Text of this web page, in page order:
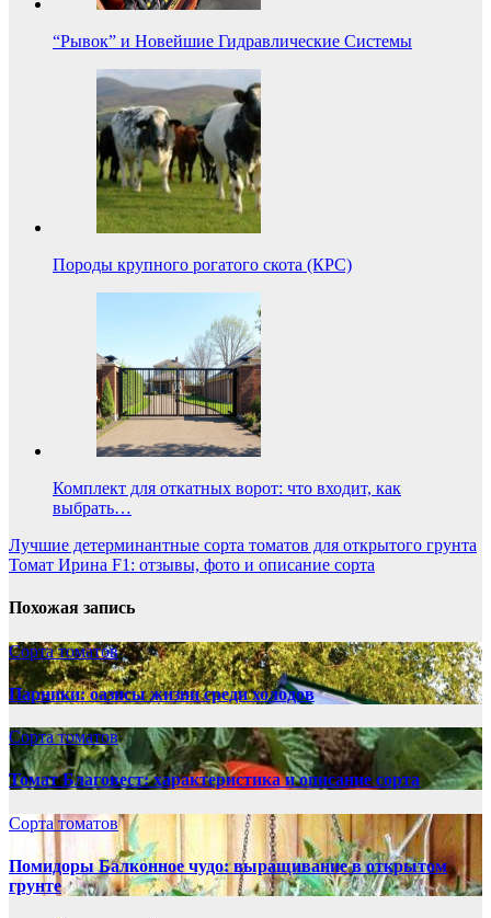
“Рывок” и Новейшие Гидравлические Системы
Породы крупного рогатого скота (КРС)
Комплект для откатных ворот: что входит, как
выбрать…
Навигация
по
записям
Лучшие детерминантные сорта томатов для открытого грунта
Томат Ирина F1: отзывы, фото и описание сорта
Похожая запись
Сорта томатов
Парники: оазисы жизни среди холодов
Сорта томатов
Томат Благовест: характеристика и описание сорта
Сорта томатов
Помидоры Балконное чудо: выращивание в открытом
грунте